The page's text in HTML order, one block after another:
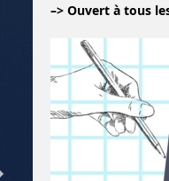
–> Ouvert à tous